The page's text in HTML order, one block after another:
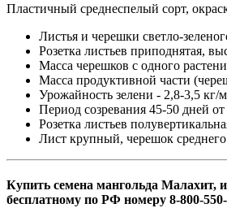
Пластичный среднеспелый сорт,
Листья и черешки светло-
Розетка листьев приподнятая,
Масса черешков с одного
Масса продуктивной части
Урожайность зелени - 2,8-3,5 кг/
Период созревания 45-50 дней от
Розетка листьев
Лист крупный, черешок среднего
Купить семена мангольда Малахит,
бесплатному по РФ номеру 8-800-